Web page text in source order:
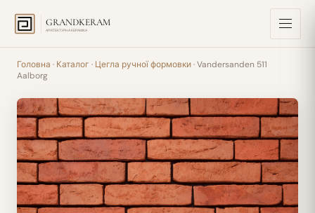
GRANDKERAM
АРХІТЕКТУРНА КЕРАМІКА
Головна · Каталог · Цегла ручної формовки· Vandersanden 511
Aalborg